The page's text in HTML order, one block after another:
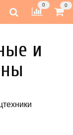
0 0
и